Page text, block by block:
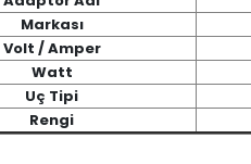
Markası
Volt / Amper
Watt
Uç Tipi
Rengi